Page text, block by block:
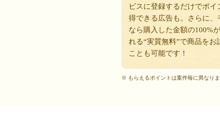
ビスに登録するだけでポイ
得できる広告も。さらに、
なら購入した金額の100%
れる“実質無料”で商品をお
ことも可能です！
※ もらえるポイントは案件毎に異なり